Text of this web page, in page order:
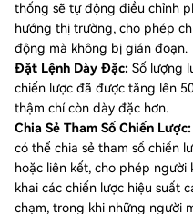
thống sẽ tự động điều chỉnh
hướng thị trường, cho phép
động mà không bị gián đoạn.
Đặt Lệnh Dày Đặc: Số lượng
chiến lược đã được tăng lên
thậm chí còn dày đặc hơn.
Chia Sẻ Tham Số Chiến Lược:
có thể chia sẻ tham số chiến
hoặc liên kết, cho phép người
khai các chiến lược hiệu suất
chạm, trong khi những người